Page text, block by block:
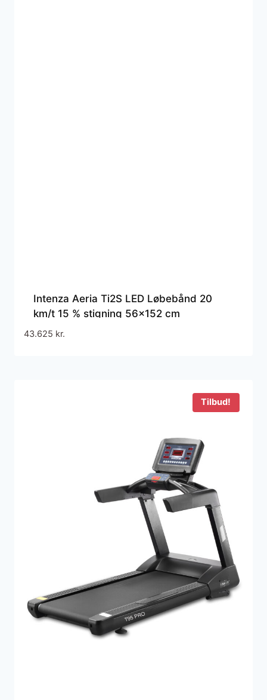
Intenza Aeria Ti2S LED Løbebånd 20
km/t 15 % stigning 56×152 cm
43.625 kr.
Tilbud!